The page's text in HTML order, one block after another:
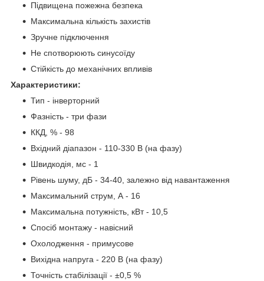
Підвищена пожежна безпека
Максимальна кількість захистів
Зручне підключення
Не спотворюють синусоїду
Стійкість до механічних впливів
Характеристики:
Тип - інверторний
Фазність - три фази
ККД, % - 98
Вхідний діапазон - 110-330 В (на фазу)
Швидкодія, мс - 1
Рівень шуму, дБ - 34-40, залежно від навантаження
Максимальний струм, А - 16
Максимальна потужність, кВт - 10,5
Спосіб монтажу - навісний
Охолодження - примусове
Вихідна напруга - 220 В (на фазу)
Точність стабілізації - ±0,5 %